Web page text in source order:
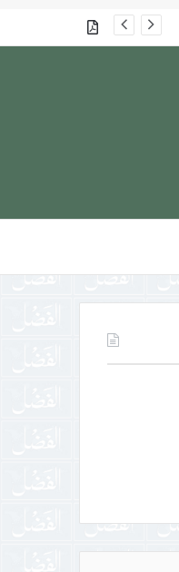
گذشتہ شمارے